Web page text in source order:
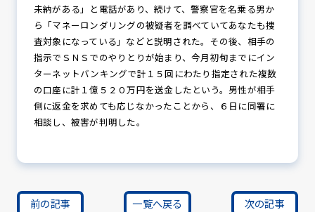
防犯対策情報
防犯協力会について
未納がある」と電話があり、続けて、警察官を名乗る男か
ら「マネーロンダリングの被疑者を調べていてあなたも捜
査対象になっている」などと説明された。その後、相手の
指示でＳＮＳでのやりとりが始まり、今月初旬までにイン
ターネットバンキングで計１５回にわたり指定された複数
の口座に計１億５２０万円を送金したという。男性が相手
側に返金を求めても応じなかったことから、６日に同署に
相談し、被害が判明した。
前の記事 一覧へ戻る 次の記事